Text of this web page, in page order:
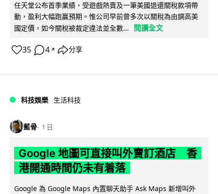
任天堂公布首季業績，受遊戲熱賣及一筆美國退還關稅款項帶
動，盈利大幅跑贏預期。惟公司早前曾多次以關稅為由調高美
國定價，如今關稅被裁定違法並全數...
閱讀全文
35 4 ↗ 分享
科技娛樂 生活科技
藍骨 1 日
Google 地圖可直接叫外賣訂酒店 香
港開通時間仍未有着落
Google 為 Google Maps 內置聊天助手 Ask Maps 新增叫外